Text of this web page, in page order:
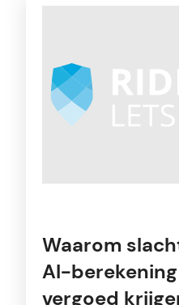
Waarom
AI-
vergoed